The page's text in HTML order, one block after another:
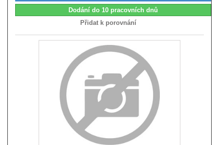
Dodání do 10 pracovních dnů
Přidat k porovnání